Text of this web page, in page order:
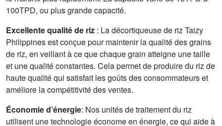
100TPD, ou plus grande capacité.
Excellente qualité de riz : La décortiqueuse de riz Taizy
Philippines est conçue pour maintenir la qualité des grains
de riz, en veillant à ce que chaque grain atteigne une taille
et une qualité constantes. Cela permet de produire du riz de
haute qualité qui satisfait les goûts des consommateurs et
améliore la compétitivité des ventes.
Économie d’énergie: Nos unités de traitement du riz
utilisent une technologie économe en énergie, ce qui aide à